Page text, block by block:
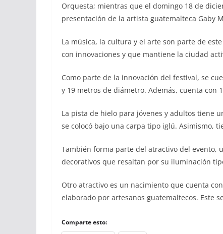
Orquesta; mientras que el domingo 18 de
presentación de la artista guatemalteca Gaby
La música, la cultura y el arte son parte de
con innovaciones y que mantiene la ciudad
Como parte de la innovación del festival, se
y 19 metros de diámetro. Además, cuenta con
La pista de hielo para jóvenes y adultos tiene
se colocó bajo una carpa tipo iglú. Asimismo,
También forma parte del atractivo del evento,
decorativos que resaltan por su iluminación
Otro atractivo es un nacimiento que cuenta
elaborado por artesanos guatemaltecos. Este
Comparte esto: